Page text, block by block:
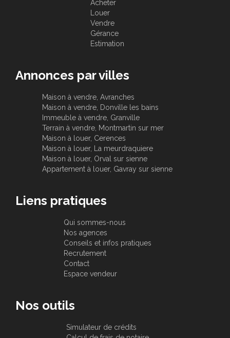
Acheter
Louer
Vendre
Gérance
Estimation
Annonces par villes
Maison à vendre, Avranches
Maison à vendre, Donville les bains
Immeuble à vendre, Granville
Terrain à vendre, Montmartin sur mer
Maison à louer, Cerences
Maison à louer, La meurdraquiere
Maison à louer, Orval sur sienne
Appartement à louer, Gavray sur sienne
Liens pratiques
Qui sommes-nous
Nos agences
Conseils et infos pratiques
Recrutement
Contact
Espace vendeur
Nos outils
Simulateur de crédits